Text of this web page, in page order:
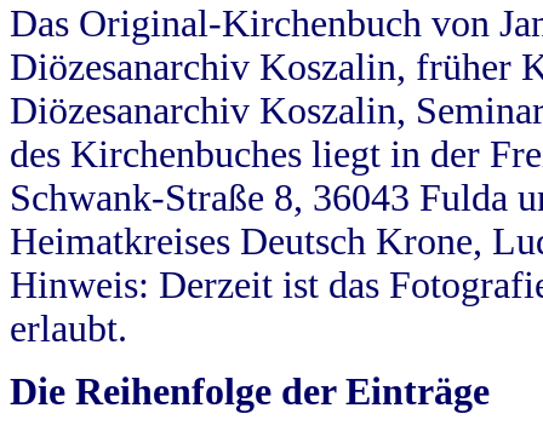
Das Original-Kirchenbuch von
Diözesanarchiv Koszalin, früher
Diözesanarchiv Koszalin,
des Kirchenbuches liegt in der
Schwank-Straße 8, 36043 Fulda
Heimatkreises Deutsch Krone,
Hinweis: Derzeit ist das
erlaubt.
Die Reihenfolge der Einträge